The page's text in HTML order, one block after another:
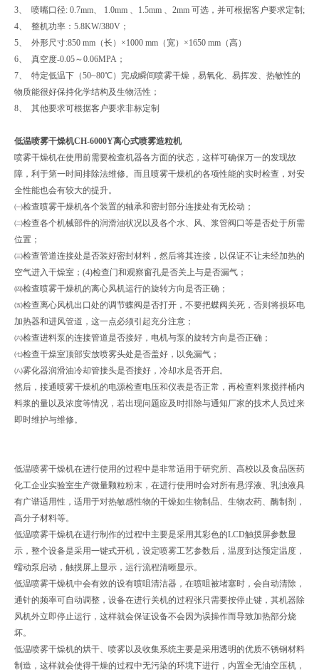
3、 喷嘴口径: 0.7mm、 1.0mm 、1.5mm 、2mm 可选，并可根据客户要求定制;
4、 整机功率：5.8KW/380V；
5、 外形尺寸:850 mm（长）×1000 mm（宽）×1650 mm（高）
6、 真空度-0.05～0.06MPA；
7、 特定低温下（50~80℃）完成瞬间喷雾干燥，易氧化、易挥发、热敏性的
物质能很好保持化学结构及生物活性；
8、 其他要求可根据客户要求非标定制
低温喷雾干燥机CH-6000Y离心式喷雾造粒机
喷雾干燥机在使用前需要检查机器各方面的状态，这样可确保万一的发现故
障，利于第一时间排除法维修。而且喷雾干燥机的各项性能的实时检查，对安
全性能也会有较大的提升。
㈠检查喷雾干燥机各个装置的轴承和密封部分连接处有无松动；
㈡检查各个机械部件的润滑油状况以及各个水、风、浆管阀口等是否处于所需
位置；
㈢检查管道连接处是否装好密封材料，然后将其连接，以保证不让未经加热的
空气进入干燥室；(4)检查门和观察窗孔是否关上与是否漏气；
㈣检查喷雾干燥机的离心风机运行的旋转方向是否正确；
㈤检查离心风机出口处的调节蝶阀是否打开，不要把蝶阀关死，否则将损坏电
加热器和进风管道，这一点必须引起充分注意；
㈥检查进料泵的连接管道是否接好，电机与泵的旋转方向是否正确；
㈦检查干燥室顶部安放喷雾头处是否盖好，以免漏气；
㈧雾化器润滑油冷却管接头是否接好，冷却水是否开启。
然后，接通喷雾干燥机的电源检查电压和仪表是否正常，再检查料浆搅拌桶内
料浆的量以及浓度等情况，若出现问题应及时排除与通知厂家的技术人员过来
即时维护与维修。
低温喷雾干燥机在进行使用的过程中是非常适用于研究所、高校以及食品医药
化工企业实验室生产微量颗粒粉末，在进行使用时会对所有悬浮液、乳浊液具
有广谱适用性，适用于对热敏感性物的干燥如生物制品、生物农药、酶制剂，
高分子材料等。
低温喷雾干燥机在进行制作的过程中主要是采用其彩色的LCD触摸屏参数显
示，整个设备是采用一键式开机，设定喷雾工艺参数后，温度到达预定温度，
蠕动泵启动，触摸屏上显示，运行流程清晰显示。
低温喷雾干燥机中会有效的设有喷咀清洁器，在喷咀被堵塞时，会自动清除，
通针的频率可自动调整，设备在进行关机的过程张只需要按停止键，其机器除
风机外立即停止运行，这样就会保证设备不会因为误操作而导致加热部分烧
坏。
低温喷雾干燥机的烘干、喷雾以及收集系统主要是采用透明的优质不锈钢材料
制造，这样就会使得干燥的过程中无污染的环境下进行，内置全无油空压机，